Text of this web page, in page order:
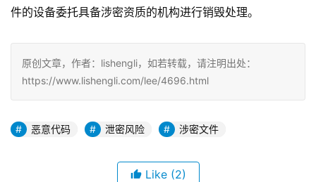
件的设备委托具备涉密资质的机构进行销毁处理。
原创文章，作者：lishengli，如若转载，请注明出处：
https://www.lishengli.com/lee/4696.html
恶意代码 泄密风险 涉密文件
Like (2)